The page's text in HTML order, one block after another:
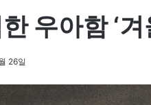
우아함 ‘겨
26일